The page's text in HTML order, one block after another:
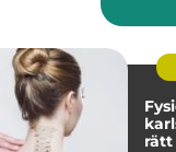
karlstad
rätt